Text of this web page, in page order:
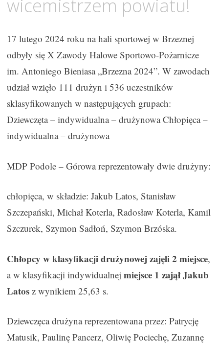
wicemistrzem powiatu!
17 lutego 2024 roku na hali sportowej w Brzeznej
odbyły się X Zawody Halowe Sportowo-Pożarnicze
im. Antoniego Bieniasa „Brzezna 2024”. W zawodach
udział wzięło 111 drużyn i 536 uczestników
sklasyfikowanych w następujących grupach:
Dziewczęta – indywidualna – drużynowa Chłopięca –
indywidualna – drużynowa
MDP Podole – Górowa reprezentowały dwie drużyny:
chłopięca, w składzie: Jakub Latos, Stanisław
Szczepański, Michał Koterla, Radosław Koterla, Kamil
Szczurek, Szymon Sadłoń, Szymon Brzóska.
Chłopcy w klasyfikacji drużynowej zajęli 2 miejsce,
a w klasyfikacji indywidualnej miejsce 1 zajął Jakub
Latosz wynikiem 25,63 s.
Dziewczęca drużyna reprezentowana przez: Patrycję
Matusik, Paulinę Pancerz, Oliwię Pociechę, Zuzannę